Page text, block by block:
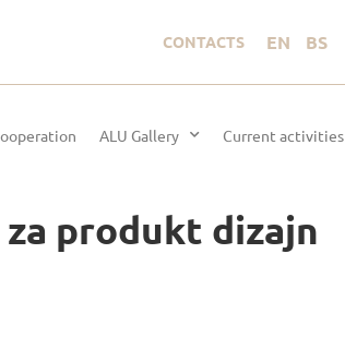
CONTACTS EN BS
ALU Gallery Current activities
produkt dizajn